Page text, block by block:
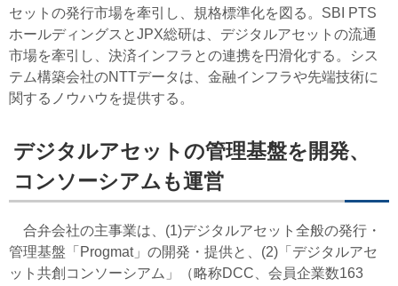
セットの発行市場を牽引し、規格標準化を図る。SBI PTS
ホールディングスとJPX総研は、デジタルアセットの流通
市場を牽引し、決済インフラとの連携を円滑化する。シス
テム構築会社のNTTデータは、金融インフラや先端技術に
関するノウハウを提供する。
デジタルアセットの管理基盤を開発、
コンソーシアムも運営
合弁会社の主事業は、(1)デジタルアセット全般の発行・
管理基盤「Progmat」の開発・提供と、(2)「デジタルアセ
ット共創コンソーシアム」（略称DCC、会員企業数163